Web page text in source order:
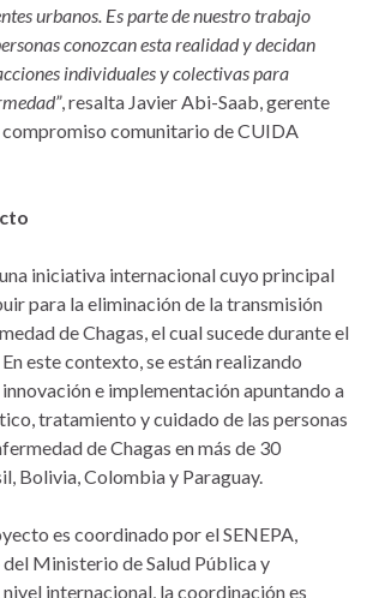
urbanos. Es parte de nuestro trabajo
conozcan esta realidad y decidan
individuales y colectivas para
, resalta Javier Abi-Saab, gerente
comunitario de CUIDA
iniciativa internacional cuyo principal
para la eliminación de la transmisión
de Chagas, el cual sucede durante el
este contexto, se están realizando
e implementación apuntando a
tratamiento y cuidado de las personas
de Chagas en más de 30
Bolivia, Colombia y Paraguay.
es coordinado por el SENEPA,
Ministerio de Salud Pública y
internacional, la coordinación es